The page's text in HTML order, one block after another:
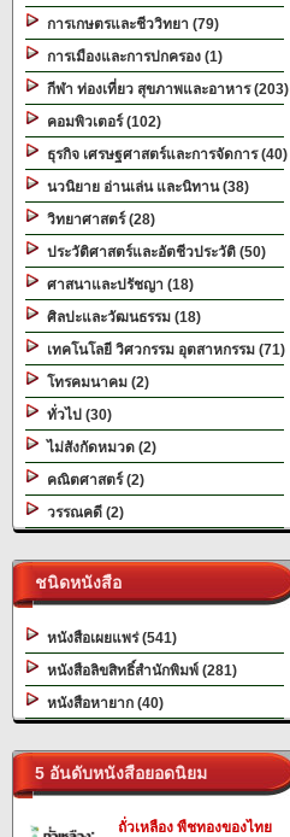
การเกษตรและชีววิทยา (79)
การเมืองและการปกครอง (1)
กีฬา ท่องเที่ยว สุขภาพและอาหาร (203)
คอมพิวเตอร์ (102)
ธุรกิจ เศรษฐศาสตร์และการจัดการ (40)
นวนิยาย อ่านเล่น และนิทาน (38)
วิทยาศาสตร์ (28)
ประวัติศาสตร์และอัตชีวประวัติ (50)
ศาสนาและปรัชญา (18)
ศิลปะและวัฒนธรรม (18)
เทคโนโลยี วิศวกรรม อุตสาหกรรม (71)
โทรคมนาคม (2)
ทั่วไป (30)
ไม่สังกัดหมวด (2)
คณิตศาสตร์ (2)
วรรณคดี (2)
ชนิดหนังสือ
หนังสือเผยแพร่ (541)
หนังสือลิขสิทธิ์สำนักพิมพ์ (281)
หนังสือหายาก (40)
5 อันดับหนังสือยอดนิยม
ถั่วเหลือง พืชทองของไทย